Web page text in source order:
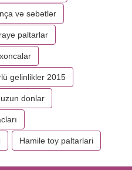
və səbətlər
paltarlar
gelinlikler 2015
uzun donlar
Hamile toy paltarlari